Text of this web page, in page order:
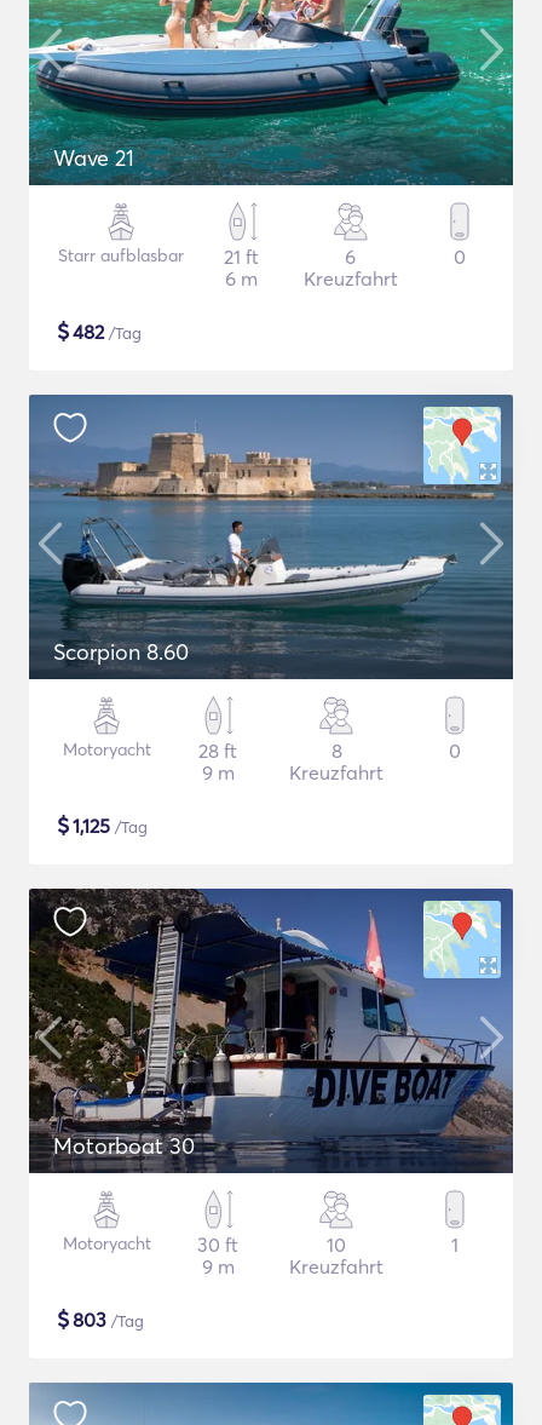
Wave 21
Starr aufblasbar
21 ft
6 m
6
Kreuzfahrt
0
$482/Tag
Scorpion 8.60
Motoryacht
28 ft
9 m
8
Kreuzfahrt
0
$1,125 /Tag
Motorboat 30
Motoryacht
30 ft
9 m
10
Kreuzfahrt
1
$803 /Tag